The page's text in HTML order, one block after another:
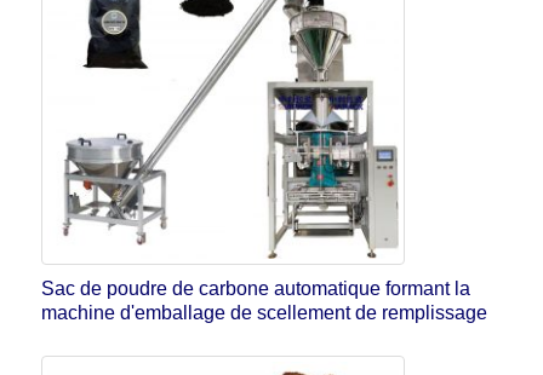
Sac de poudre de carbone automatique formant la
machine d'emballage de scellement de remplissage